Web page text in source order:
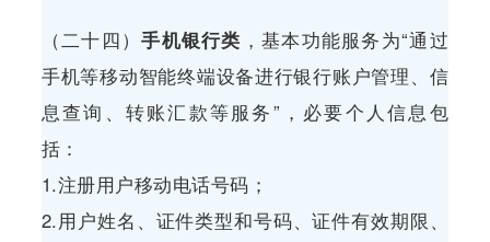
（二十四）手机银行类 ，基本功能服务为“通过
手机等移动智能终端设备进行银行账户管理、信
息查询、转账汇款等服务”，必要个人信息包
括：
1.注册用户移动电话号码；
2.用户姓名、证件类型和号码、证件有效期限、